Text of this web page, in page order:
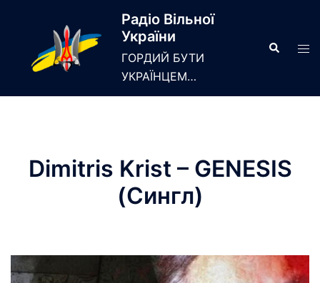
Радіо Вільної
України
ГОРДИЙ БУТИ
УКРАЇНЦЕМ…
Search
Dimitris Krist – GENESIS
(Сингл)